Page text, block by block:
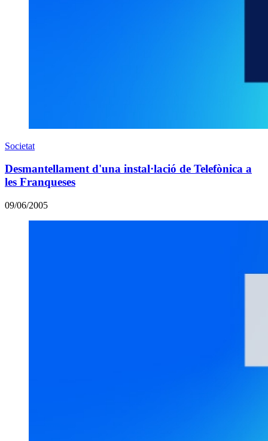
Societat
Desmantellament d'una instal·lació de Telefònica a
les Franqueses
09/06/2005